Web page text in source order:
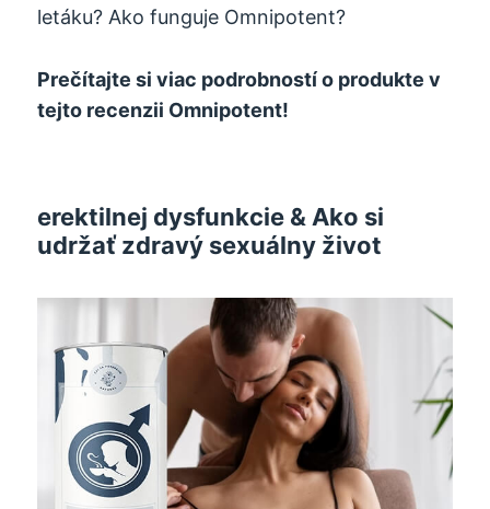
letáku? Ako funguje Omnipotent?
Prečítajte si viac podrobností o produkte v
tejto recenzii Omnipotent!
erektilnej dysfunkcie & Ako si
udržať zdravý sexuálny život